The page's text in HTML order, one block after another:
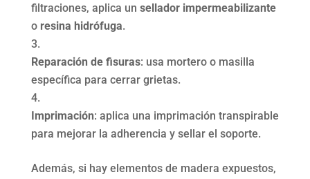
filtraciones, aplica un sellador impermeabilizante
o resina hidrófuga.
Reparación de fisuras: usa mortero o masilla
específica para cerrar grietas.
Imprimación: aplica una imprimación transpirable
para mejorar la adherencia y sellar el soporte.
Además, si hay elementos de madera expuestos,